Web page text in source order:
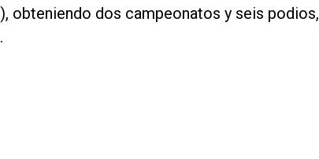
obteniendo dos campeonatos y seis podios,